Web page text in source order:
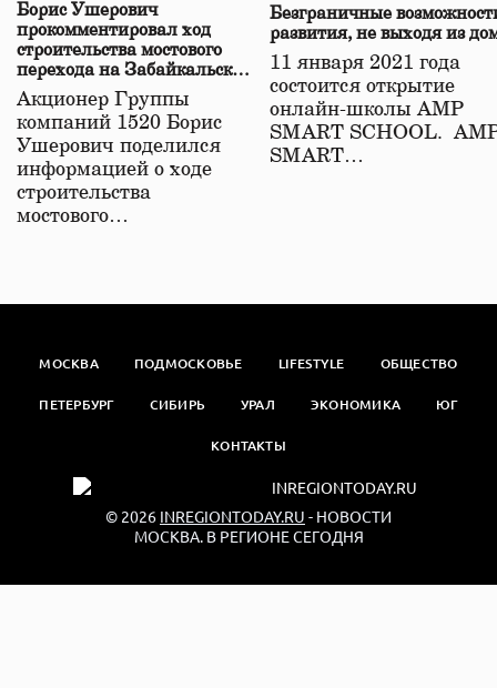
Борис Ушерович
прокомментировал ход
строительства мостового
перехода на Забайкальской
железной дороге
Акционер Группы
компаний 1520 Борис
Ушерович поделился
информацией о ходе
строительства
мостового…
Безграничные
развития, не выходя из
11 января 2021 года
состоится открытие
онлайн-школы АМР
SMART SCHOOL.
SMART…
МОСКВА ПОДМОСКОВЬЕ LIFESTYLE ОБЩЕСТВО
ПЕТЕРБУРГ СИБИРЬ УРАЛ ЭКОНОМИКА ЮГ
КОНТАКТЫ
© 2026 INREGIONTODAY.RU - НОВОСТИ
МОСКВА. В РЕГИОНЕ СЕГОДНЯ